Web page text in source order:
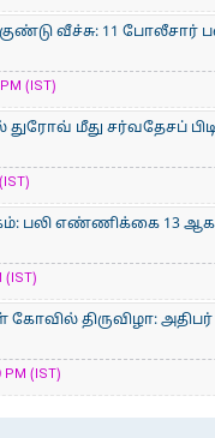
வீச்சு: 11 போலீசார்
(IST)
துரோவ் மீது சர்வதேசப்
பலி எண்ணிக்கை 13 ஆக
திருவிழா:
(IST)